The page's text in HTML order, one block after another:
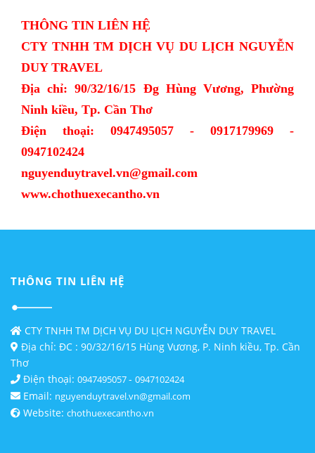
THÔNG TIN LIÊN HỆ
CTY TNHH TM DỊCH VỤ DU LỊCH NGUYỄN
DUY TRAVEL
Địa chỉ: 90/32/16/15 Đg Hùng Vương, Phường
Ninh kiều, Tp. Cần Thơ
Điện thoại: 0947495057 - 0917179969 -
0947102424
nguyenduytravel.vn@gmail.com
www.chothuexecantho.vn
THÔNG TIN LIÊN HỆ
CTY TNHH TM DỊCH VỤ DU LỊCH NGUYỄN DUY TRAVEL
Địa chỉ: ĐC : 90/32/16/15 Hùng Vương, P. Ninh kiều, Tp. Cần
Thơ
Điện thoại: 0947495057- 0947102424
Email: nguyenduytravel.vn@gmail.com
Website: chothuexecantho.vn